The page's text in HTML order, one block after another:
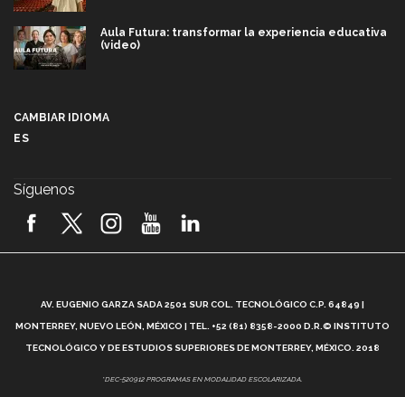
Aula Futura: transformar la experiencia educativa
(video)
2026! (video)
¿Cómo es el Modelo Educativo Tec? (video)
Vida Tec: Feminismo e Inteligencia Artificial, Paola
CAMBIAR IDIOMA
ES
Síguenos
AV. EUGENIO GARZA SADA 2501 SUR COL. TECNOLÓGICO C.P. 64849 |
MONTERREY, NUEVO LEÓN, MÉXICO | TEL. +52 (81) 8358-2000 D.R.© INSTITUTO
TECNOLÓGICO Y DE ESTUDIOS SUPERIORES DE MONTERREY, MÉXICO. 2018
*DEC-520912 PROGRAMAS EN MODALIDAD ESCOLARIZADA.